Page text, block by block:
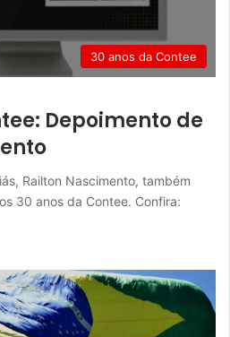
30 anos da Contee
Depoimento de
Railton Nascimento, também
30 anos da Contee. Confira: